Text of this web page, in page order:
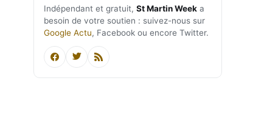
Indépendant et gratuit, St Martin Week a
besoin de votre soutien : suivez-nous sur
Google Actu, Facebook ou encore Twitter.